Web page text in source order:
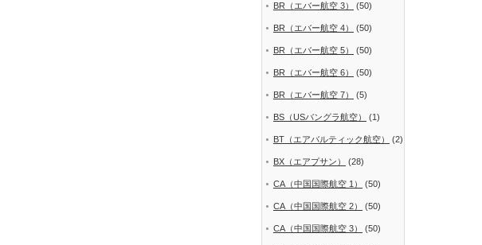
BR（エバー航空 3） (50)
BR（エバー航空 4） (50)
BR（エバー航空 5） (50)
BR（エバー航空 6） (50)
BR（エバー航空 7） (5)
BS（USバングラ航空） (1)
BT（エアバルティック航空） (2)
BX（エアプサン） (28)
CA（中国国際航空 1） (50)
CA（中国国際航空 2） (50)
CA（中国国際航空 3） (50)